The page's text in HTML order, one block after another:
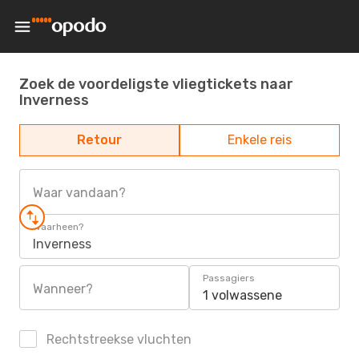
Zoek de voordeligste vliegtickets naar
Inverness
Retour Enkele reis
Waar vandaan?
Waarheen?
Inverness
Wanneer?
Passagiers
1 volwassene
Rechtstreekse vluchten